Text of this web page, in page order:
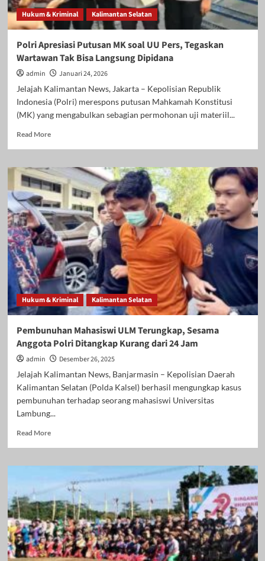
Hukum & Kriminal Kalimantan Selatan
Polri Apresiasi Putusan MK soal UU Pers, Tegaskan
Wartawan Tak Bisa Langsung Dipidana
admin
Januari 24, 2026
Jelajah Kalimantan News, Jakarta – Kepolisian Republik
Indonesia (Polri) merespons putusan Mahkamah Konstitusi
(MK) yang mengabulkan sebagian permohonan uji materiil...
Read MoreRead
Apresiasi
Putusan
MK
soal
UU
Pers,
Tegaskan
Wartawan
Tak
Bisa
Langsung
Dipidana
Hukum & Kriminal Kalimantan Selatan
Pembunuhan Mahasiswi ULM Terungkap, Sesama
Anggota Polri Ditangkap Kurang dari 24 Jam
admin
Desember 26, 2025
Jelajah Kalimantan News, Banjarmasin – Kepolisian Daerah
Kalimantan Selatan (Polda Kalsel) berhasil mengungkap kasus
pembunuhan terhadap seorang mahasiswi Universitas
Lambung...
Read MoreRead
Pembunuhan
ULM
Terungkap,
Sesama
Anggota
Polri
Ditangkap
Kurang